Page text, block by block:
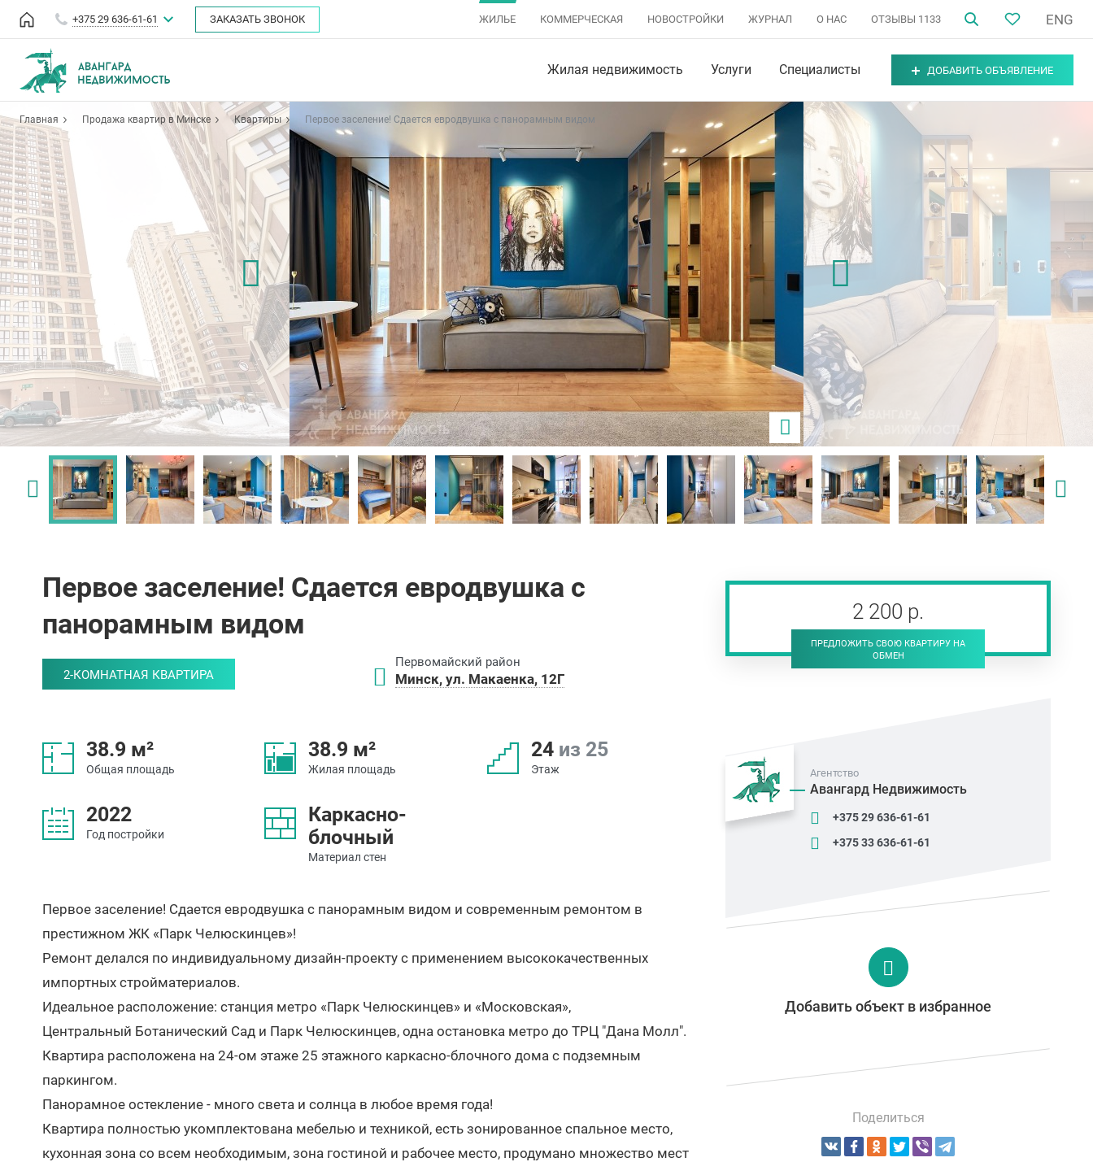
+375 29 636-61-61 ЗАКАЗАТЬ ЗВОНОК ЖИЛЬЕ КОММЕРЧЕСКАЯ НОВОСТРОЙКИ ЖУРНАЛ О НАС ОТЗЫВЫ 1133 ENG
Жилая недвижимость Услуги Специалисты ДОБАВИТЬ ОБЪЯВЛЕНИЕ
Главная Продажа квартир в Минске Квартиры Первое заселение! Сдается евродвушка с панорамным видом
Первое заселение! Сдается евродвушка с
панорамным видом
2-КОМНАТНАЯ КВАРТИРА
Первомайский район
Минск, ул. Макаенка, 12Г
38.9 м²
Общая площадь
38.9 м²
Жилая площадь
24 из 25
Этаж
2022
Год постройки
Каркасно-
блочный
Материал стен
Первое заселение! Сдается евродвушка с панорамным видом и современным ремонтом в
престижном ЖК «Парк Челюскинцев»!
Ремонт делался по индивидуальному дизайн-проекту с применением высококачественных
импортных стройматериалов.
Идеальное расположение: станция метро «Парк Челюскинцев» и «Московская»,
Центральный Ботанический Сад и Парк Челюскинцев, одна остановка метро до ТРЦ "Дана Молл".
Квартира расположена на 24-ом этаже 25 этажного каркасно-блочного дома с подземным
паркингом.
Панорамное остекление - много света и солнца в любое время года!
Квартира полностью укомплектована мебелью и техникой, есть зонированное спальное место,
кухонная зона со всем необходимым, зона гостиной и рабочее место, продумано множество мест
2 200 р.
ПРЕДЛОЖИТЬ СВОЮ КВАРТИРУ НА
ОБМЕН
Агентство
Авангард Недвижимость
+375 29 636-61-61
+375 33 636-61-61
Добавить объект в избранное
Поделиться